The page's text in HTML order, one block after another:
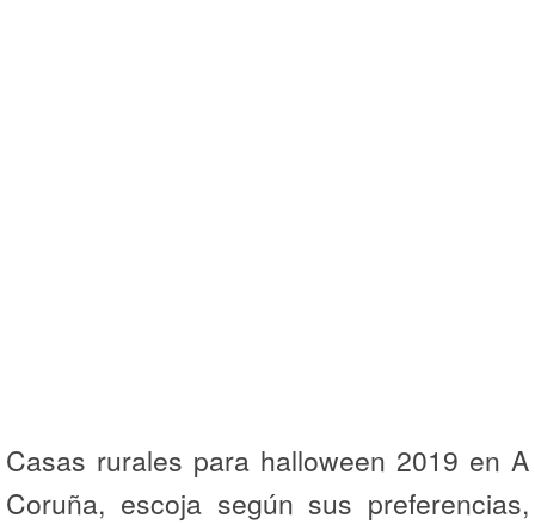
Casas rurales para halloween 2019 en A
Coruña, escoja según sus preferencias,